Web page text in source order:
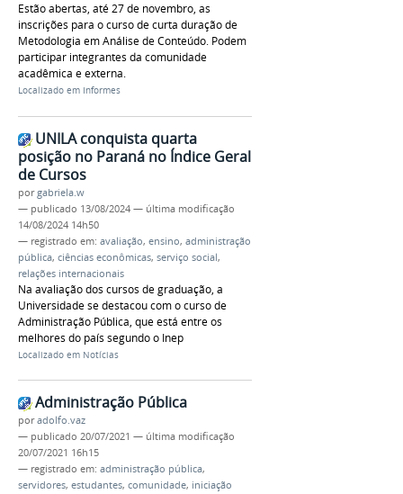
Estão abertas, até 27 de novembro, as
inscrições para o curso de curta duração de
Metodologia em Análise de Conteúdo. Podem
participar integrantes da comunidade
acadêmica e externa.
Localizado em Informes
UNILA conquista quarta
posição no Paraná no Índice Geral
de Cursos
porgabriela.w
— publicado 13/08/2024 — última modificação
14/08/2024 14h50
— registrado em: avaliação, ensino, administração
pública, ciências econômicas, serviço social,
relações internacionais
Na avaliação dos cursos de graduação, a
Universidade se destacou com o curso de
Administração Pública, que está entre os
melhores do país segundo o Inep
Localizado em Notícias
Administração Pública
poradolfo.vaz
— publicado 20/07/2021 — última modificação
20/07/2021 16h15
— registrado em: administração pública,
servidores, estudantes, comunidade, iniciação